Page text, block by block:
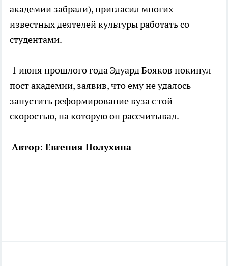
академии забрали), пригласил многих
известных деятелей культуры работать со
студентами.
1 июня прошлого года Эдуард Бояков покинул
пост академии, заявив, что ему не удалось
запустить реформирование вуза с той
скоростью, на которую он рассчитывал.
Автор: Евгения Полухина